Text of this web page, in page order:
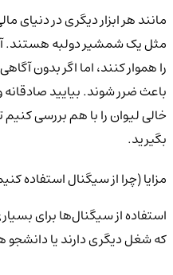
مانند هر ابزار دیگری در دنیای
مثل یک شمشیر دولبه هستند.
را هموار کنند، اما اگر بدون
باعث ضرر شوند. بیایید صادقانه
خالی لیوان را با هم بررسی کنیم
بگیرید.
مزایا (چرا از سیگنال استفاده
استفاده از سیگنال‌ها برای
که شغل دیگری دارند یا دانشجو